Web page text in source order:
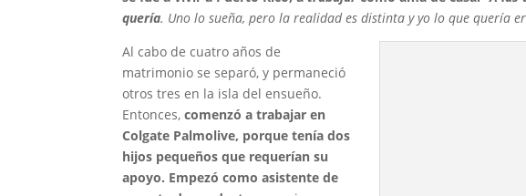
quería. Uno lo sueña, pero la realidad es distinta y yo lo que quería
Al cabo de cuatro años de
matrimonio se separó, y permaneció
otros tres en la isla del ensueño.
Entonces,comenzó a trabajar en
Colgate Palmolive, porque tenía dos
hijos pequeños que requerían su
apoyo. Empezó como asistente de